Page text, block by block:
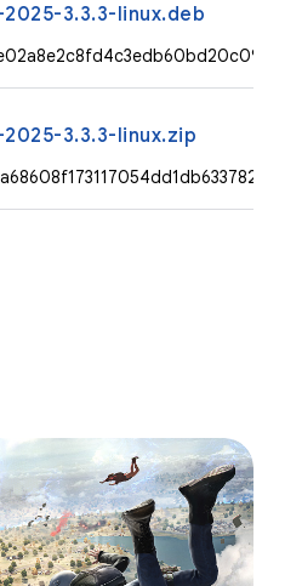
3.3.3-linux.deb
3.3.3-linux.zip